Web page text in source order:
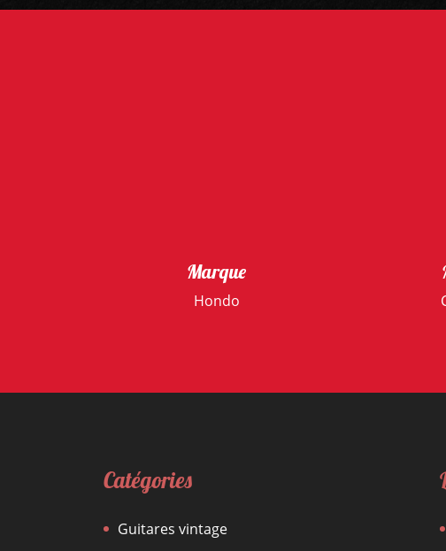
Marque
Hondo
Catégories
Guitares vintage